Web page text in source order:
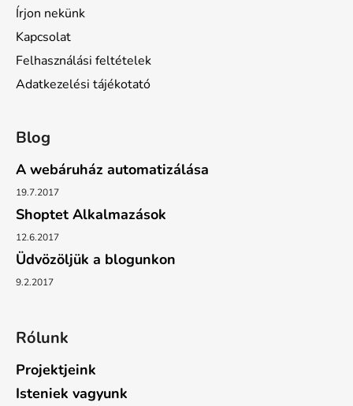
Írjon nekünk
Kapcsolat
Felhasználási feltételek
Adatkezelési tájékotató
Blog
A webáruház automatizálása
19.7.2017
Shoptet Alkalmazások
12.6.2017
Üdvözöljük a blogunkon
9.2.2017
Rólunk
Projektjeink
Isteniek vagyunk